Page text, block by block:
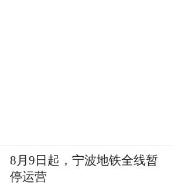
8月9日起，宁波地铁全线暂
停运营